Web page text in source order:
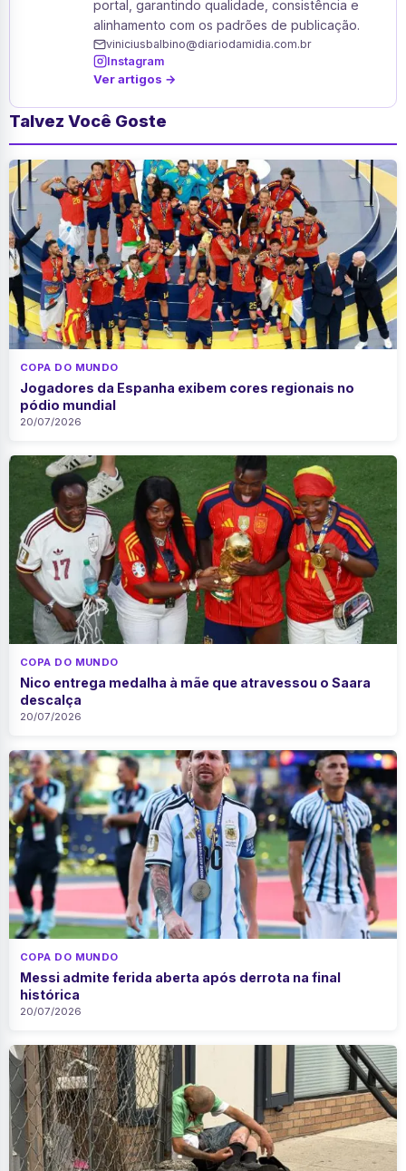
portal, garantindo qualidade, consistência e
alinhamento com os padrões de publicação.
viniciusbalbino@diariodamidia.com.br
Instagram
Ver artigos →
Talvez Você Goste
COPA DO MUNDO
Jogadores da Espanha exibem cores regionais no
pódio mundial
20/07/2026
COPA DO MUNDO
Nico entrega medalha à mãe que atravessou o Saara
descalça
20/07/2026
COPA DO MUNDO
Messi admite ferida aberta após derrota na final
histórica
20/07/2026